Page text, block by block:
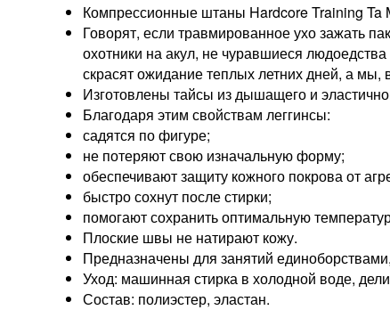
Компрессионные штаны Hardcore Training Ta
Говорят, если травмированное ухо зажать
охотники на акул, не чуравшиеся
скрасят ожидание теплых летних дней, а
Изготовлены тайсы из дышащего и
Благодаря этим свойствам леггинсы:
садятся по фигуре;
не потеряют свою изначальную форму;
обеспечивают защиту кожного покрова от
быстро сохнут после стирки;
помогают сохранить оптимальную
Плоские швы не натирают кожу.
Предназначены для занятий
Уход: машинная стирка в холодной воде,
Состав: полиэстер, эластан.